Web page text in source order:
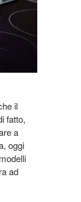
il
fatto,
a
oggi
ad